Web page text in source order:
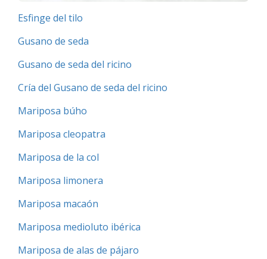
Esfinge del tilo
Gusano de seda
Gusano de seda del ricino
Cría del Gusano de seda del ricino
Mariposa búho
Mariposa cleopatra
Mariposa de la col
Mariposa limonera
Mariposa macaón
Mariposa medioluto ibérica
Mariposa de alas de pájaro